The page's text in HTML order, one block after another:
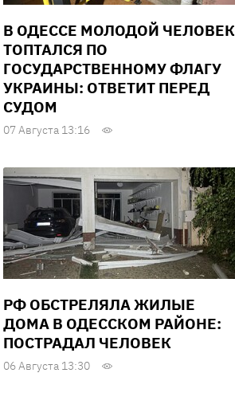
В ОДЕССЕ МОЛОДОЙ ЧЕЛОВЕК
ТОПТАЛСЯ ПО
ГОСУДАРСТВЕННОМУ ФЛАГУ
УКРАИНЫ: ОТВЕТИТ ПЕРЕД
СУДОМ
07 Августа 13:16
РФ ОБСТРЕЛЯЛА ЖИЛЫЕ
ДОМА В ОДЕССКОМ РАЙОНЕ:
ПОСТРАДАЛ ЧЕЛОВЕК
06 Августа 13:30